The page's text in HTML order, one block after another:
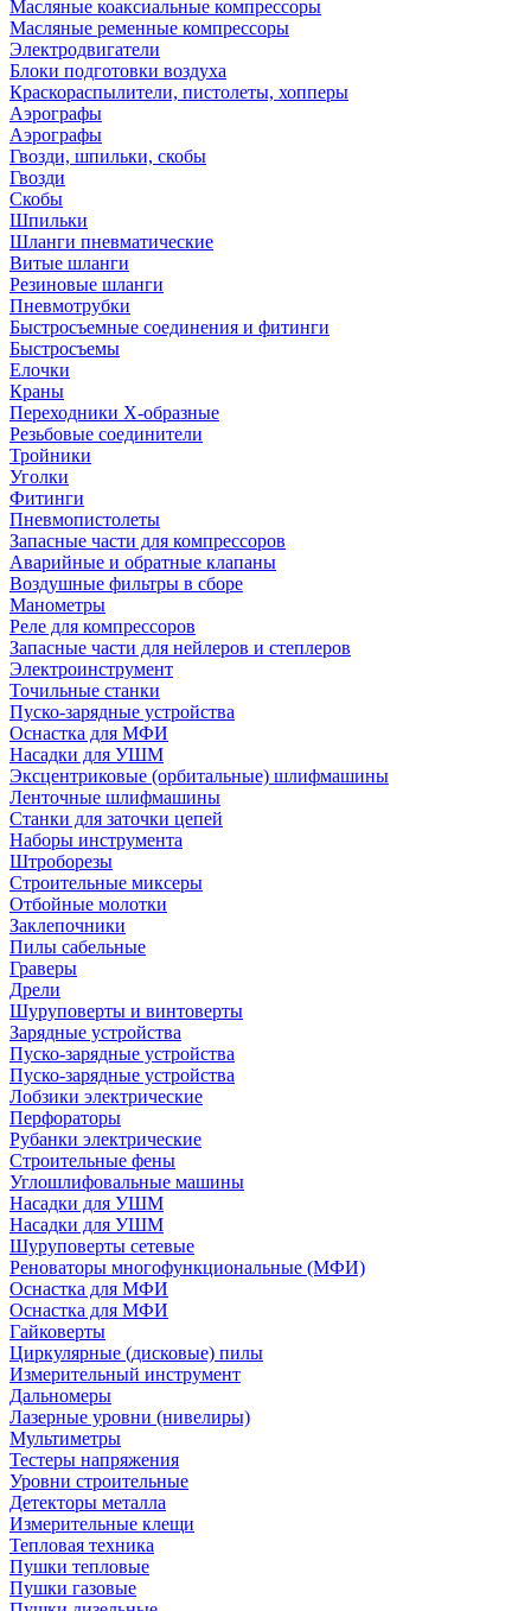
Масляные коаксиальные компрессоры
Масляные ременные компрессоры
Электродвигатели
Блоки подготовки воздуха
Краскораспылители, пистолеты, хопперы
Аэрографы
Аэрографы
Гвозди, шпильки, скобы
Гвозди
Скобы
Шпильки
Шланги пневматические
Витые шланги
Резиновые шланги
Пневмотрубки
Быстросъемные соединения и фитинги
Быстросъемы
Елочки
Краны
Переходники Х-образные
Резьбовые соединители
Тройники
Уголки
Фитинги
Пневмопистолеты
Запасные части для компрессоров
Аварийные и обратные клапаны
Воздушные фильтры в сборе
Манометры
Реле для компрессоров
Запасные части для нейлеров и степлеров
Электроинструмент
Точильные станки
Пуско-зарядные устройства
Оснастка для МФИ
Насадки для УШМ
Эксцентриковые (орбитальные) шлифмашины
Ленточные шлифмашины
Станки для заточки цепей
Наборы инструмента
Штроборезы
Строительные миксеры
Отбойные молотки
Заклепочники
Пилы сабельные
Граверы
Дрели
Шуруповерты и винтоверты
Зарядные устройства
Пуско-зарядные устройства
Пуско-зарядные устройства
Лобзики электрические
Перфораторы
Рубанки электрические
Строительные фены
Углошлифовальные машины
Насадки для УШМ
Насадки для УШМ
Шуруповерты сетевые
Реноваторы многофункциональные (МФИ)
Оснастка для МФИ
Оснастка для МФИ
Гайковерты
Циркулярные (дисковые) пилы
Измерительный инструмент
Дальномеры
Лазерные уровни (нивелиры)
Мультиметры
Тестеры напряжения
Уровни строительные
Детекторы металла
Измерительные клещи
Тепловая техника
Пушки тепловые
Пушки газовые